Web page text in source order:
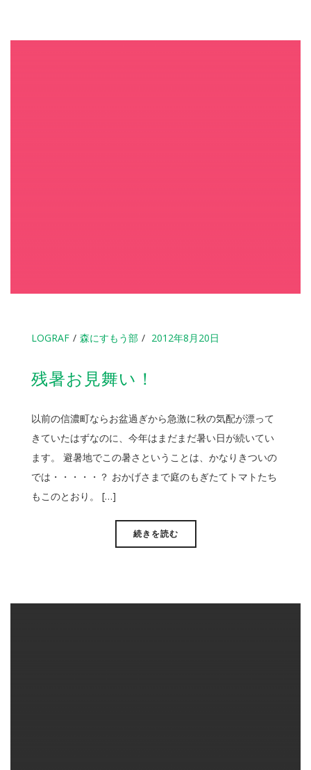
LOGRAF 森にすもう部 2012年8月20日
残暑お見舞い！
以前の信濃町ならお盆過ぎから急激に秋の気配が漂って
きていたはずなのに、今年はまだまだ暑い日が続いてい
ます。 避暑地でこの暑さということは、かなりきついの
では・・・・・？ おかげさまで庭のもぎたてトマトたち
もこのとおり。 […]
続きを読む